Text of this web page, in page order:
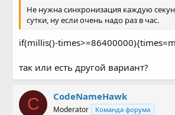
Не нужна синхронизация каждую
сутки, ну если очень надо раз в час.
if(millis()-
так или есть другой вариант?
C CodeNameHawk
Moderator Команда форума